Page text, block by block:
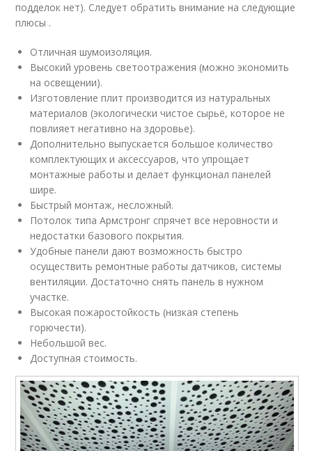
подделок нет). Следует обратить внимание на следующие
плюсы .
Отличная шумоизоляция.
Высокий уровень светоотражения (можно экономить
на освещении).
Изготовление плит производится из натуральных
материалов (экологически чистое сырьё, которое не
повлияет негативно на здоровье).
Дополнительно выпускается большое количество
комплектующих и аксессуаров, что упрощает
монтажные работы и делает функционал панелей
шире.
Быстрый монтаж, несложный.
Потолок типа Армстронг спрячет все неровности и
недостатки базового покрытия.
Удобные панели дают возможность быстро
осуществить ремонтные работы датчиков, системы
вентиляции. Достаточно снять панель в нужном
участке.
Высокая пожаростойкость (низкая степень
горючести).
Небольшой вес.
Доступная стоимость.